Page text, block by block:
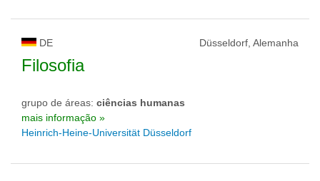
DE Düsseldorf, Alemanha
Filosofia
grupo de áreas: ciências humanas
mais informação »
Heinrich-Heine-Universität Düsseldorf